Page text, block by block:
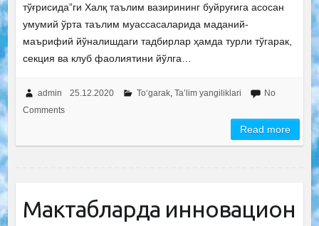
тўғрисида”ги Халқ таълим вазирининг буйруғига асосан
умумий ўрта таълим муассасаларида маданий-
маърифий йўналишдаги тадбирлар ҳамда турли тўгарак,
секция ва клуб фаолиятини йўлга…
admin 25.12.2020 To‘garak, Ta’lim yangiliklari
No
Comments
Read more
Мактабларда инновацион